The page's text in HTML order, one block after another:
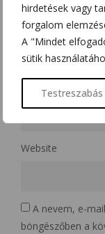
hirdetések vagy
forgalom
A "Mindet
sütik
Testreszabás
Name*
Email*
Website
A nevem, e-
böngészőben a